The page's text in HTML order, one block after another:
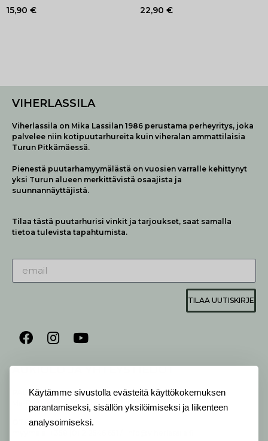
Käytämme sivustolla evästeitä käyttökokemuksen
parantamiseksi, sisällön yksilöimiseksi ja liikenteen
analysoimiseksi.
15,90 € 22,90 €
VIHERLASSILA
Viherlassila on Mika Lassilan 1986 perustama perheyritys, joka
palvelee niin kotipuutarhureita kuin viheralan ammattilaisia
Turun Pitkämäessä.
Pienestä puutarhamyymälästä on vuosien varralle kehittynyt
yksi Turun alueen merkittävistä osaajista ja
suunnannäyttäjistä.
Tilaa tästä puutarhurisi vinkit ja tarjoukset, saat samalla
tietoa tulevista tapahtumista.
TILAA UUTISKIRJE
AUKIOLO JA YHTEYSTIEDOT
ALVELEMME:
Ma-Pe 9-20 I La 10-18 I Su 10-17
OTA YHTEYTTÄ: